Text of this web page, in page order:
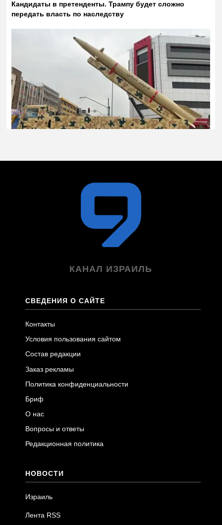
КАНАЛ ИЗРАИЛЬ
СВЕДЕНИЯ О САЙТЕ
Контакты
Условия пользования сайтом
Состав редакции
Заказ рекламы
Политика конфиденциальности
Бриф
О нас
Вопросы и ответы
Редакционная политика
НОВОСТИ
Израиль
Лента RSS